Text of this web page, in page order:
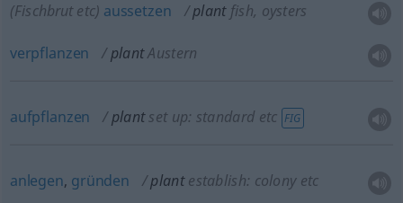
(Fischbrutetc) aussetzen plant fish, oysters
verpflanzen plantAustern
aufpflanzen plant set up: standard etc FIG
anlegen, gründen plant establish: colonyetc